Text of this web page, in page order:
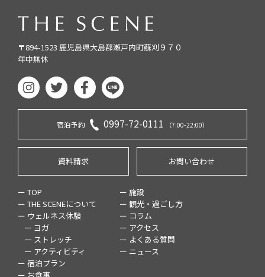
〒894-1523 鹿児島県大島郡瀬戸内町蘇刈９７０
年中無休
宿泊予約 0997-72-0111 （7:00-22:00）
資料請求 お問い合わせ
ー TOP
ー THE SCENEについて
ー ウェルネス体験
ー ヨガ
ー ストレッチ
ー アクティビティ
ー 宿泊プラン
ー 施設
ー 観光・過ごし方
ー コラム
ー アクセス
ー よくある質問
ー ニュース